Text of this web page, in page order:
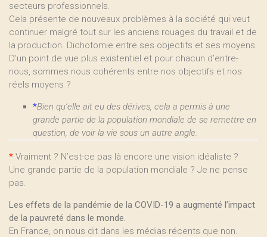
secteurs professionnels.
Cela présente de nouveaux problèmes à la société qui veut
continuer malgré tout sur les anciens rouages du travail et de
la production. Dichotomie entre ses objectifs et ses moyens.
D’un point de vue plus existentiel et pour chacun d’entre-
nous, sommes nous cohérents entre nos objectifs et nos
réels moyens ?
*Bien qu’elle ait eu des dérives, cela a permis à une
grande partie de la population mondiale de se remettre en
question, de voir la vie sous un autre angle.
* Vraiment ? N’est-ce pas là encore une vision idéaliste ?
Une grande partie de la population mondiale ? Je ne pense
pas.
Les effets de la pandémie de la COVID-19 a augmenté l’impact
de la pauvreté dans le monde.
En France, on nous dit dans les médias récents que non.